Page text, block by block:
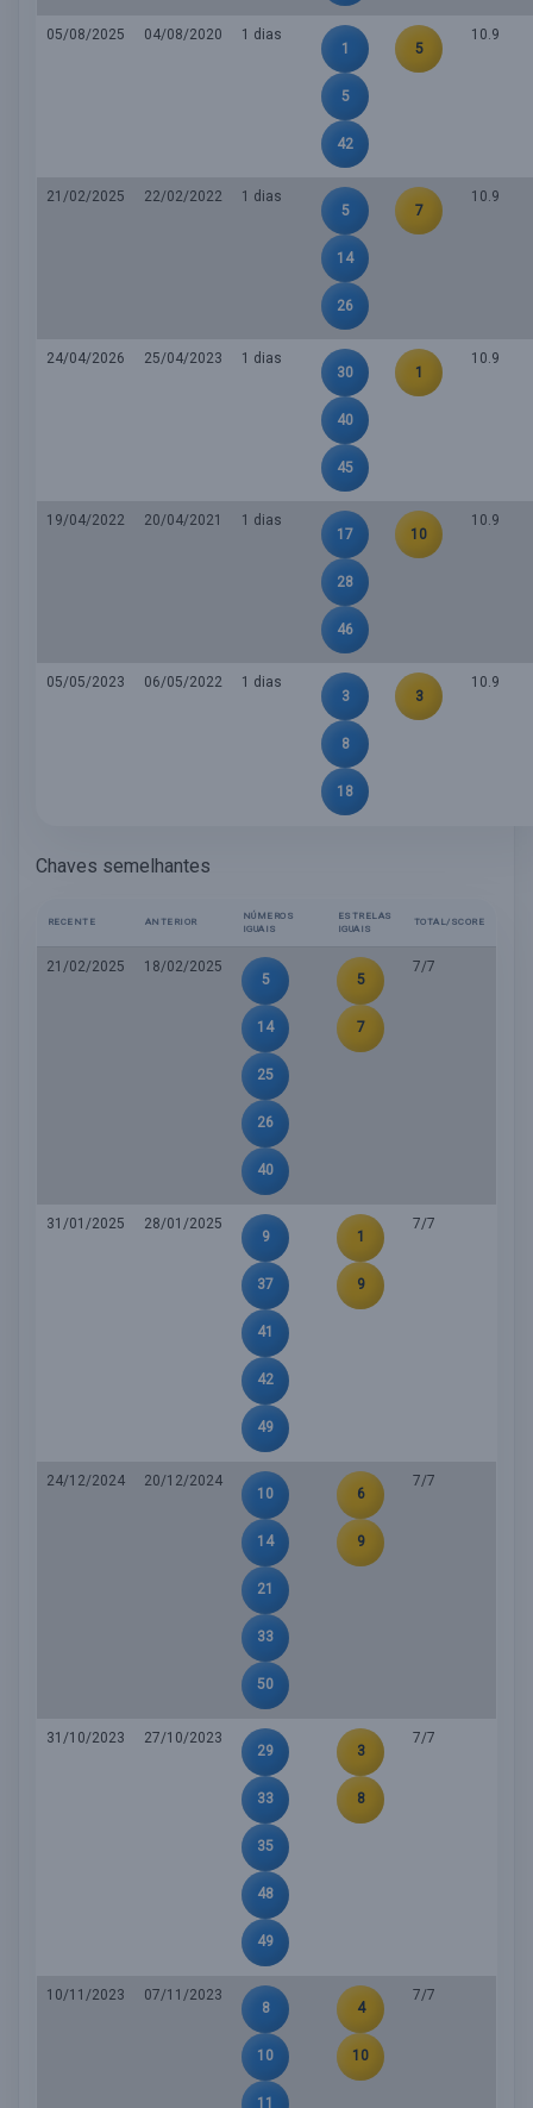
05/08/2025 04/08/2020
1 dias
1
5
42
5
10.9
21/02/2025 22/02/2022
1 dias
5
14
26
7
10.9
24/04/2026 25/04/2023
1 dias
30
40
45
1
10.9
19/04/2022 20/04/2021
1 dias
17
28
46
10
10.9
05/05/2023 06/05/2022
1 dias
3
8
18
3
10.9
Chaves semelhantes
RECENTE ANTERIOR
NÚMEROS
IGUAIS
ESTRELAS
IGUAIS
TOTAL/SCORE
21/02/2025
18/02/2025
5
14
25
26
40
5
7
7/7
31/01/2025
28/01/2025
9
37
41
42
49
1
9
7/7
24/12/2024
20/12/2024
10
14
21
33
50
6
9
7/7
31/10/2023
27/10/2023
29
33
35
48
49
3
8
7/7
10/11/2023
07/11/2023
8
10
11
4
10
7/7